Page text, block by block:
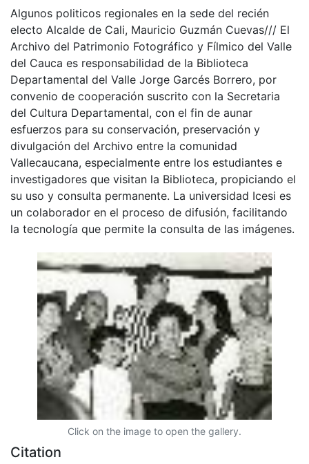
Algunos politicos regionales en la sede del recién
electo Alcalde de Cali, Mauricio Guzmán Cuevas/// El
Archivo del Patrimonio Fotográfico y Fílmico del Valle
del Cauca es responsabilidad de la Biblioteca
Departamental del Valle Jorge Garcés Borrero, por
convenio de cooperación suscrito con la Secretaria
del Cultura Departamental, con el fin de aunar
esfuerzos para su conservación, preservación y
divulgación del Archivo entre la comunidad
Vallecaucana, especialmente entre los estudiantes e
investigadores que visitan la Biblioteca, propiciando el
su uso y consulta permanente. La universidad Icesi es
un colaborador en el proceso de difusión, facilitando
la tecnología que permite la consulta de las imágenes.
Click on the image to open the gallery.
Citation